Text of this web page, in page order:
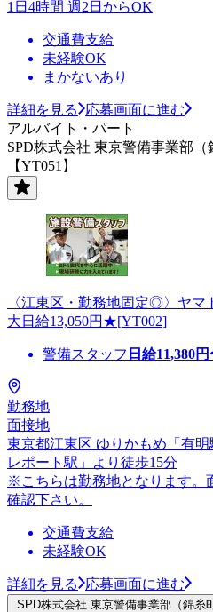
1日4時間 週2日からOK
交通費支給
未経験OK
まかないあり
詳細を見る
応募画面に進む
アルバイト・パート
SPD株式会社 東京警備事業部
【YT051】
〈江東区・勤務地固定◎〉ヤマ
大日給13,050円★[YT002]
警備スタッフ 日給11,380
勤務地
面接地
東京都江東区 ゆりかもめ「有
レポート駅」より徒歩15分
※こちらは勤務地となります。
確認下さい。
交通費支給
未経験OK
詳細を見る 応募画面に進む
SPD株式会社 東京警備事業部（錦糸